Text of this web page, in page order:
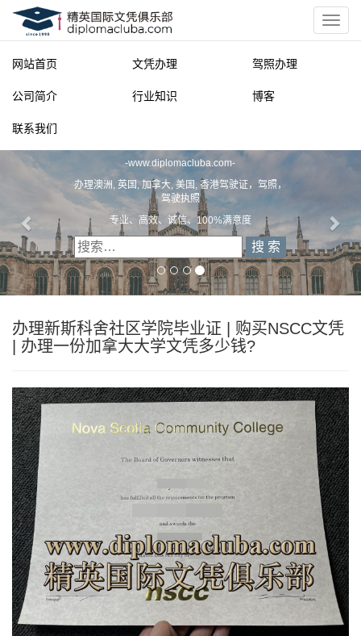
网站首页 文凭办理 驾照办理
公司简介 行业知识 博客
联系我们
-www.diplomacluba.com-
办理澳洲, 英国, 加拿大, 美国, 香港驾驶证，驾照，
驾驶执照
专业、高效、诚信、100%满意度
办理新斯科舍社区学院毕业证 | 购买NSCC文凭
| 办理一份加拿大大学文凭多少钱?